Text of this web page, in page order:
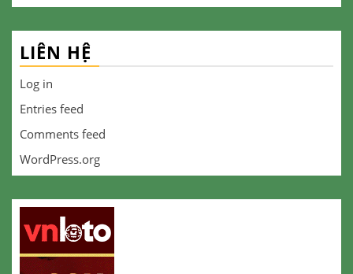
LIÊN HỆ
Log in
Entries feed
Comments feed
WordPress.org